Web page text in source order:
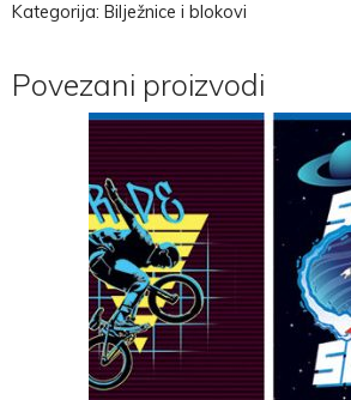
Kategorija: Bilježnice i blokovi
Povezani proizvodi